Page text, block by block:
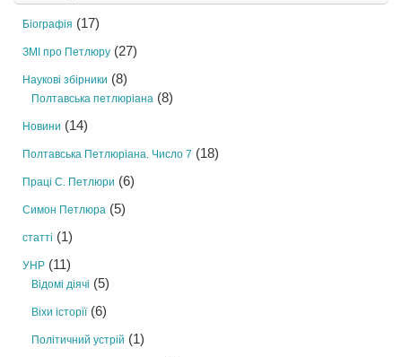
Біографія (17)
ЗМІ про Петлюру (27)
Наукові збірники (8)
Полтавська петлюріана (8)
Новини (14)
Полтавська Петлюріана. Число 7 (18)
Праці С. Петлюри (6)
Симон Петлюра (5)
статті (1)
УНР (11)
Відомі діячі (5)
Віхи історії(6)
Політичний устрій (1)